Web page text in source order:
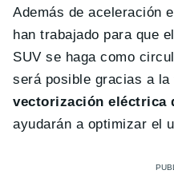
Además de aceleración
han trabajado para que
SUV se haga como
será posible gracias a la
vectorización eléctrica
ayudarán a optimizar el